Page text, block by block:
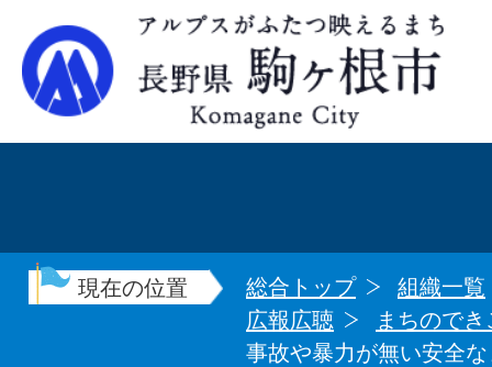
現在の位置 総合トップ
組織一覧
広報広聴
まちのでき
事故や暴力が無い安全